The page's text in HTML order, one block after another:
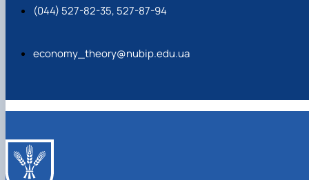
(044) 527-82-35, 527-87-94
economy_theory@nubip.edu.ua